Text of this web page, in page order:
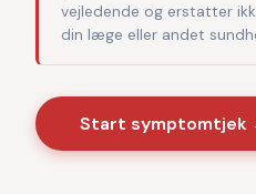
vejledende og erstatter
din læge eller andet
Start symptomtjek